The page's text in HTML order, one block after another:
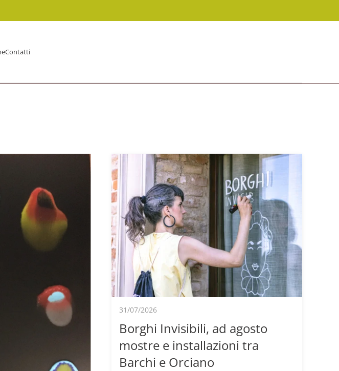
Contatti
31/07/2026
Borghi Invisibili, ad agosto
mostre e installazioni tra
Barchi e Orciano